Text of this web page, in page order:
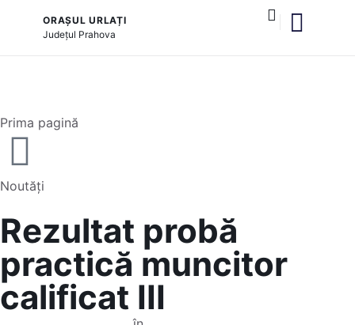
ORAȘUL URLAȚI
Județul Prahova
Prima pagină
Noutăți
Rezultat probă
practică muncitor
calificat III